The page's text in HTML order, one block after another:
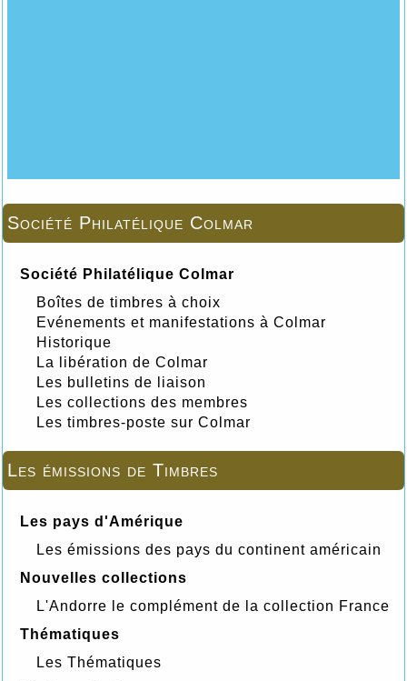
Société Philatélique Colmar
Société Philatélique Colmar
Boîtes de timbres à choix
Evénements et manifestations à Colmar
Historique
La libération de Colmar
Les bulletins de liaison
Les collections des membres
Les timbres-poste sur Colmar
Les émissions de Timbres
Les pays d'Amérique
Les émissions des pays du continent américain
Nouvelles collections
L'Andorre le complément de la collection France
Thématiques
Les Thématiques